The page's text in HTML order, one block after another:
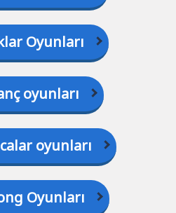
Oyunları
oyunları
oyunları
Oyunları